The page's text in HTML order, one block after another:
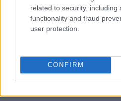
related to security, including
functionality and fraud
user protection.
CONFIRM